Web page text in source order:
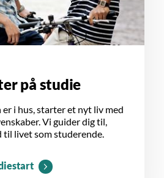
på studie
i hus, starter et nyt liv med
Vi guider dig til,
til livet som studerende.